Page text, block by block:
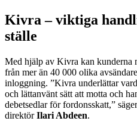
Kivra – viktiga
ställe
Med hjälp av Kivra kan kunderna
från mer än 40 000 olika
inloggning. ”Kivra underlättar
och lättanvänt sätt att motta och
debetsedlar för fordonsskatt,”
direktörIlari Abdeen.